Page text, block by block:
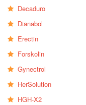
Decaduro
Dianabol
Erectin
Forskolin
Gynectrol
HerSolution
HGH-X2